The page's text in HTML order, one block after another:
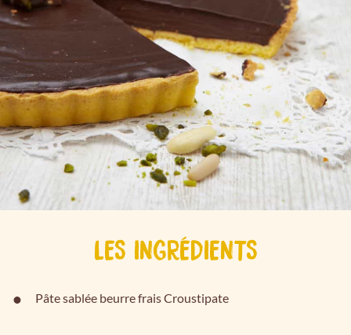
LES INGRÉDIENTS
Pâte sablée beurre frais Croustipate